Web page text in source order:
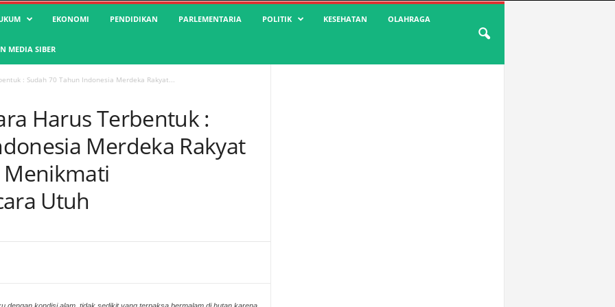
EKONOMI PENDIDIKAN PARLEMENTARIA POLITIK KESEHATAN OLAHRAGA
MEDIA SIBER
: Sudah 70 Tahun Indonesia Merdeka Rakyat...
Harus Terbentuk :
Merdeka Rakyat
Utuh